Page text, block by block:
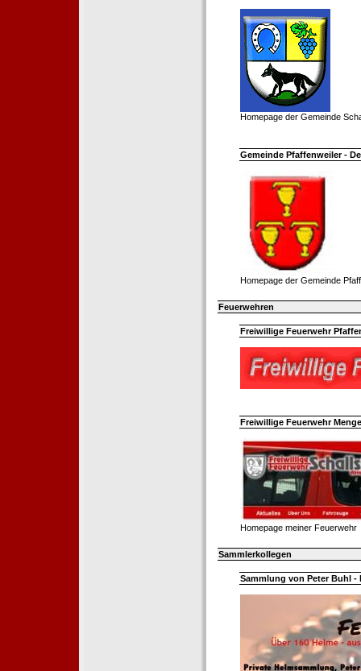
Homepage der Gemeinde
Gemeinde Pfaffenweiler -
Homepage der Gemeinde
Feuerwehren
Freiwillige Feuerwehr
Freiwillige Feuerwehr
Homepage meiner Feuerwehr
Sammlerkollegen
Sammlung von Peter Buhl -